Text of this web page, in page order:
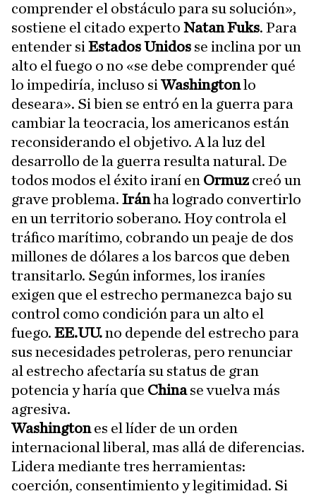
comprender el obstáculo para su solución»,
sostiene el citado experto Natan Fuks. Para
entender si Estados Unidos se inclina por un
alto el fuego o no «se debe comprender qué
lo impediría, incluso si Washingtonlo
deseara». Si bien se entró en la guerra para
cambiar la teocracia, los americanos están
reconsiderando el objetivo. A la luz del
desarrollo de la guerra resulta natural. De
todos modos el éxito iraní en Ormuzcreó un
grave problema. Iránha logrado convertirlo
en un territorio soberano. Hoy controla el
tráfico marítimo, cobrando un peaje de dos
millones de dólares a los barcos que deben
transitarlo. Según informes, los iraníes
exigen que el estrecho permanezca bajo su
control como condición para un alto el
fuego. EE.UU.no depende del estrecho para
sus necesidades petroleras, pero renunciar
al estrecho afectaría su status de gran
potencia y haría que Chinase vuelva más
agresiva.
Washingtones el líder de un orden
internacional liberal, mas allá de diferencias.
Lidera mediante tres herramientas:
coerción, consentimiento y legitimidad. Si